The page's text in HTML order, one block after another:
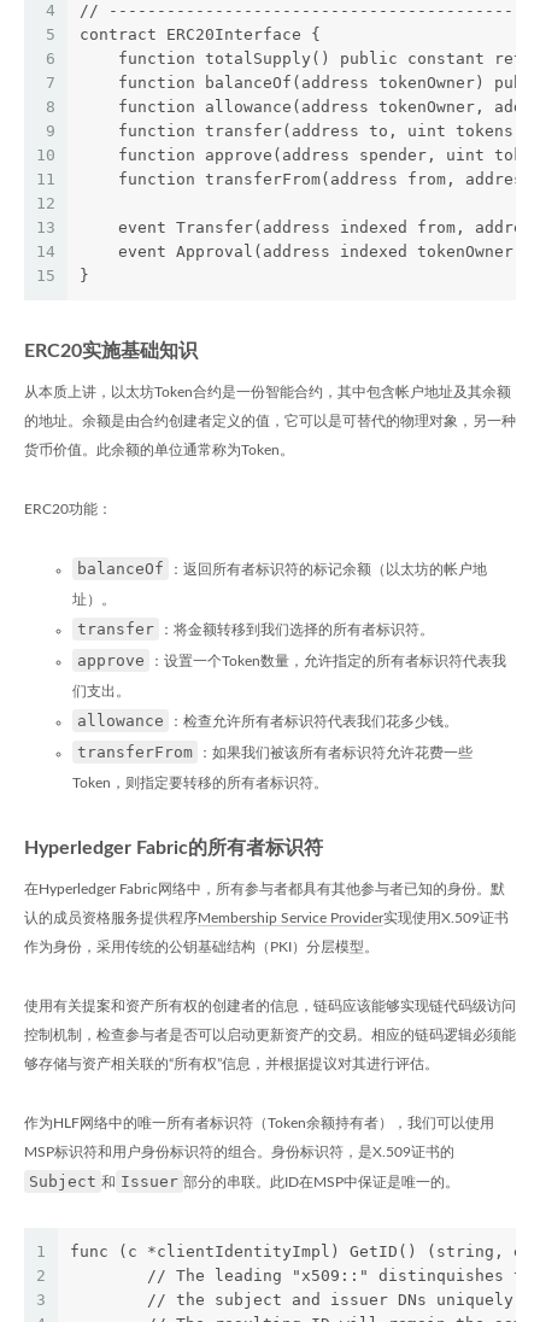
4
5
6
7
8
9
10
11
12
13
14
15
//
contract ERC20Interface {
function totalSupply() public constant
function balanceOf(address tokenOwner)
function allowance(address tokenOwner,
function transfer(address to, uint tokens)
function approve(address spender, uint
function transferFrom(address from,
event Transfer(address indexed from,
event Approval(address indexed tokenOwner,
}
ERC20实施基础知识
从本质上讲，以太坊Token合约是一份智能合约，其中包含帐户地址及其余额
的地址。余额是由合约创建者定义的值，它可以是可替代的物理对象，另一种
货币价值。此余额的单位通常称为Token。
ERC20功能：
balanceOf ：返回所有者标识符的标记余额（以太坊的帐户地
址）。
transfer ：将金额转移到我们选择的所有者标识符。
approve ：设置一个Token数量，允许指定的所有者标识符代表我
们支出。
allowance ：检查允许所有者标识符代表我们花多少钱。
transferFrom ：如果我们被该所有者标识符允许花费一些
Token，则指定要转移的所有者标识符。
Hyperledger Fabric的所有者标识符
在Hyperledger Fabric网络中，所有参与者都具有其他参与者已知的身份。默
认的成员资格服务提供程序Membership Service Provider实现使用X.509证书
作为身份，采用传统的公钥基础结构（PKI）分层模型。
使用有关提案和资产所有权的创建者的信息，链码应该能够实现链代码级访问
控制机制，检查参与者是否可以启动更新资产的交易。相应的链码逻辑必须能
够存储与资产相关联的“所有权”信息，并根据提议对其进行评估。
作为HLF网络中的唯一所有者标识符（Token余额持有者），我们可以使用
MSP标识符和用户身份标识符的组合。身份标识符，是X.509证书的
Subject 和 Issuer 部分的串联。此ID在MSP中保证是唯一的。
1
2
3
func (c *clientIdentityImpl) GetID() (string,
// The leading "x509::" distinquishes
// the subject and issuer DNs uniquely